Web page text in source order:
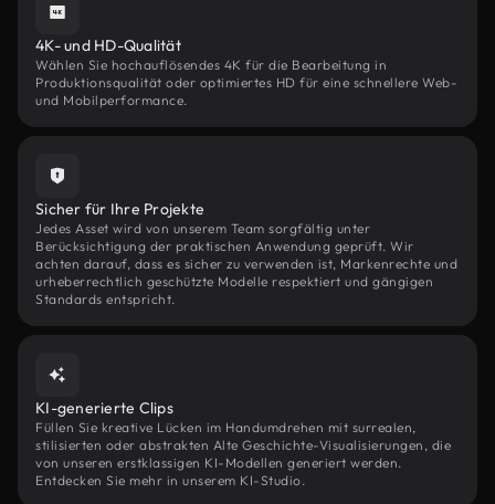
4K- und HD-Qualität
Wählen Sie hochauflösendes 4K für die Bearbeitung in
Produktionsqualität oder optimiertes HD für eine schnellere Web-
und Mobilperformance.
Sicher für Ihre Projekte
Jedes Asset wird von unserem Team sorgfältig unter
Berücksichtigung der praktischen Anwendung geprüft. Wir
achten darauf, dass es sicher zu verwenden ist, Markenrechte und
urheberrechtlich geschützte Modelle respektiert und gängigen
Standards entspricht.
KI-generierte Clips
Füllen Sie kreative Lücken im Handumdrehen mit surrealen,
stilisierten oder abstrakten Alte Geschichte-Visualisierungen, die
von unseren erstklassigen KI-Modellen generiert werden.
Entdecken Sie mehr in unserem KI-Studio.